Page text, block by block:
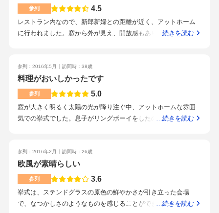
料理で勝負しているところが素晴らしい駐車場は5台まで無料
金沢駅からバスで10分位女性のスタッフさんが多く プランナ
ーさんの女性は、凄く話しやすい方でした。レストランの女性
サービスマンの方もスマートな受け答えと笑顔がとても素晴ら
宴を検討している方々におすすめ
参列 4.5
レストラン内なので、新郎新婦との距離が近く、アットホーム
に行われました。窓から外が見え、開放感もありました。トイ
普段は食べられない物が食べられました。また、盛り付けもと
ても素敵てます。式からだいぶ経つのですが、非常に美味しく
印象に残った料理が多かったです。ドリンクメニューはあまり
多くなかったですが、料理だけでも充分満足でした。街中なの
で、金沢駅からはバスやタクシーを使って行けます。交通の便
はよく、車の場合もしいのき迎賓館の駐車場に停められ、無料
金沢城が見えたり金沢の街が近くに感じられ、とてもいい場所
でした。県外から来る人にとっては嬉しいと思います。二次会
はそのまま、下のカフェ？でできるようで、移動がないのでい
いと思います。二次会のお料理もブッフェで、美味しいものば
…続きを読む
参列：2016年5月 訪問時：38歳
料理がおいしかったです
参列 5.0
窓が大きく明るく太陽の光が降り注ぐ中、アットホームな雰囲
気での挙式でした。息子がリングボーイをしたので思い出に残
も本当に美味しかったです。上品な料理で男の人には物足りな
いかもしれません。兼六園に21世紀美術館、金沢の中心部に立
地しており、金沢駅からのアクセスも問題ありません。緑が多
い最高のロケーションです。みなさん笑顔でとても丁寧なサー
ビスでした。2才の息子がリングボーイを依頼され、出来るか不
安でしたが、スタッフの方がとても優しく接してくれ、無事役
…続きを読む
参列：2016年2月 訪問時：26歳
欧風が素晴らしい
参列 3.6
挙式は、ステンドグラスの原色の鮮やかさが引き立った会場
で、なつかしさのようなものを感じることができました。さら
…続きを読む